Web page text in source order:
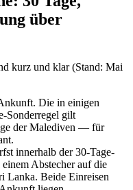
über
kurz und klar (Stand: Mai
Die in einigen
Sonderregel gilt
der Malediven — für
innerhalb der 30-Tage-
Abstecher auf die
Lanka. Beide Einreisen